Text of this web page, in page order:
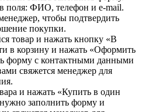
поля: ФИО, телефон и e-mail.
чтобы подтвердить
покупки.
товар и нажать кнопку «В
в корзину и нажать «Оформить
форму с контактными данными
свяжется менеджер для
и нажать «Купить в один
заполнить форму и